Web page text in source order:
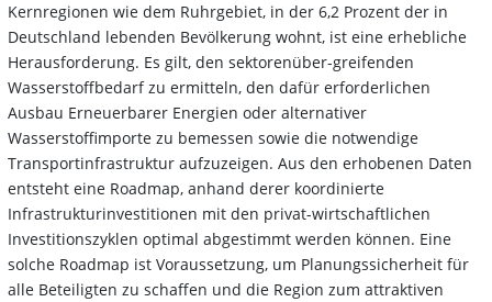
Kernregionen wie dem Ruhrgebiet, in der 6,2 Prozent der in
Deutschland lebenden Bevölkerung wohnt, ist eine erhebliche
Herausforderung. Es gilt, den sektorenüber-greifenden
Wasserstoffbedarf zu ermitteln, den dafür erforderlichen
Ausbau Erneuerbarer Energien oder alternativer
Wasserstoffimporte zu bemessen sowie die notwendige
Transportinfrastruktur aufzuzeigen. Aus den erhobenen Daten
entsteht eine Roadmap, anhand derer koordinierte
Infrastrukturinvestitionen mit den privat-wirtschaftlichen
Investitionszyklen optimal abgestimmt werden können. Eine
solche Roadmap ist Voraussetzung, um Planungssicherheit für
alle Beteiligten zu schaffen und die Region zum attraktiven